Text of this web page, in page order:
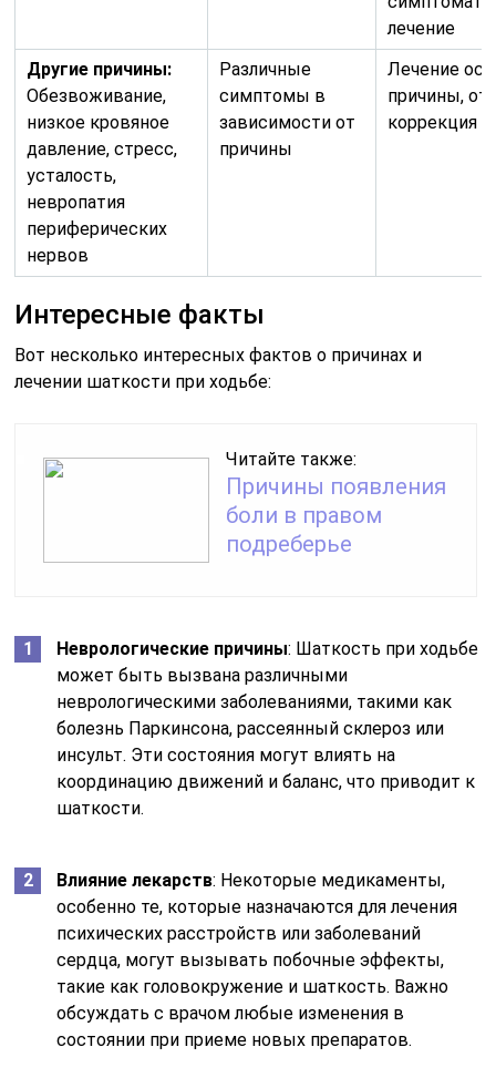
лечение
Другие причины:
Обезвоживание,
низкое кровяное
давление, стресс,
усталость,
невропатия
периферических
нервов
Различные
симптомы в
зависимости от
причины
Лечение
причины,
коррекция
Интересные факты
Вот несколько интересных фактов о причинах и
лечении шаткости при ходьбе:
Читайте также:
Причины появления
боли в правом
подреберье
Неврологические причины: Шаткость при ходьбе
может быть вызвана различными
неврологическими заболеваниями, такими как
болезнь Паркинсона, рассеянный склероз или
инсульт. Эти состояния могут влиять на
координацию движений и баланс, что приводит к
шаткости.
Влияние лекарств: Некоторые медикаменты,
особенно те, которые назначаются для лечения
психических расстройств или заболеваний
сердца, могут вызывать побочные эффекты,
такие как головокружение и шаткость. Важно
обсуждать с врачом любые изменения в
состоянии при приеме новых препаратов.